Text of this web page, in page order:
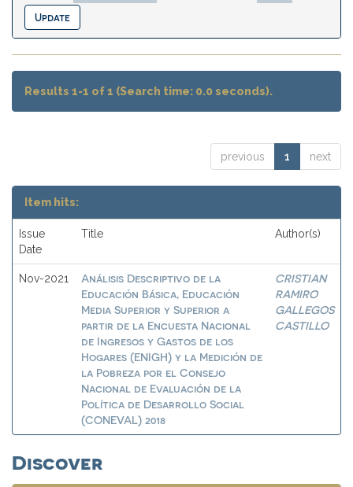
Results 1-1 of 1 (Search time: 0.0 seconds).
previous 1 next
Item hits:
Issue
Date
Title Author(s)
Nov-2021
Análisis Descriptivo de la
Educación Básica, Educación
Media Superior y Superior a
partir de la Encuesta Nacional
de Ingresos y Gastos de los
Hogares (ENIGH) y la Medición de
la Pobreza por el Consejo
Nacional de Evaluación de la
Política de Desarrollo Social
(CONEVAL) 2018
CRISTIAN
RAMIRO
GALLEGOS
CASTILLO
Discover